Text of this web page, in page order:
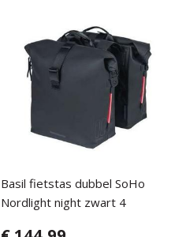
Basil fietstas dubbel SoHo
Nordlight night zwart 4